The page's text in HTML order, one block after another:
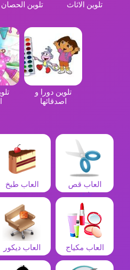
تلوين الاثاث تلوين الحصان
تلوين دورا و
اصدقائها
العاب قص
شعر
العاب طبخ
العاب مكياج العاب ديكور